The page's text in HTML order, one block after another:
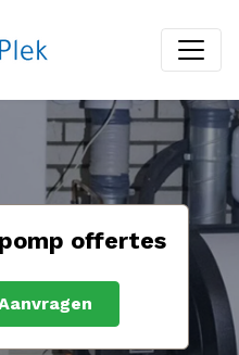
offertes